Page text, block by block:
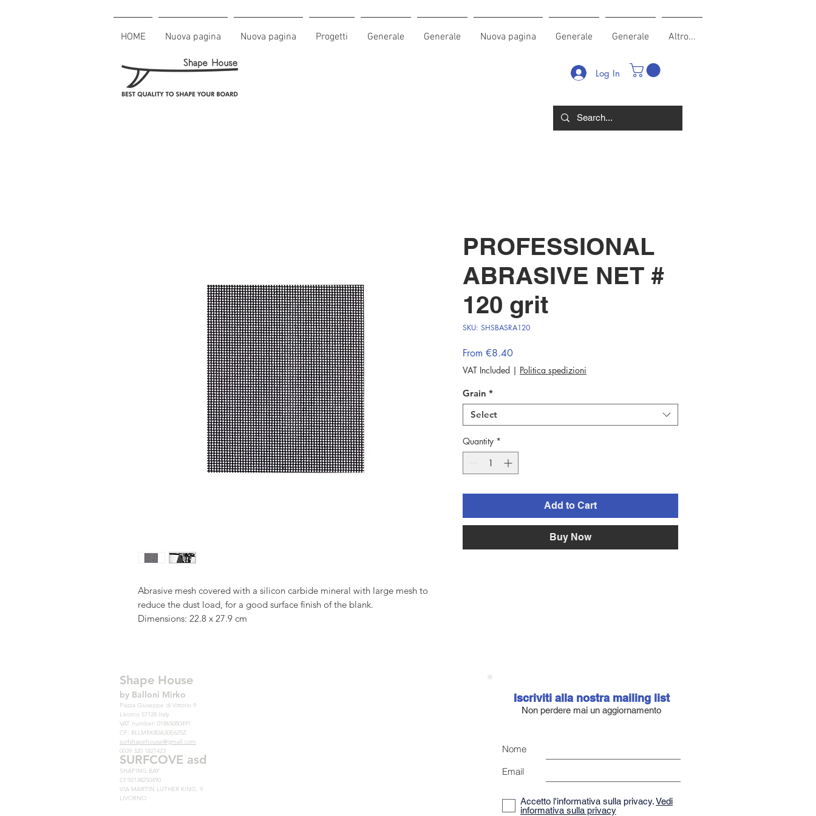
HOME Nuova pagina Nuova pagina Progetti Generale Generale Nuova pagina Generale Generale Altro...
Log In
Abrasive mesh covered with a silicon carbide mineral with large mesh to
reduce the dust load, for a good surface finish of the blank.
Dimensions: 22.8 x 27.9 cm
PROFESSIONAL
ABRASIVE NET #
120 grit
SKU: SHSBASRA120
From €8.40Sale
Price
VAT Included | Politica spedizioni
Grain *
Select
Quantity *
Add to Cart
Buy Now
Shape House
by Balloni Mirko
Piazza Giuseppe di Vittorio 9
Livorno 57128 Italy
VAT number: 01865080491
CF: BLLMRK80A30E625Z
surfshapehouse@gmail.com
0039 320 1821423
SURFCOVE asd
SHAPING BAY
Cf 92138250490
VIA MARTIN LUTHER KING, 9
LIVORNO
Iscriviti alla nostra mailing list
Non perdere mai un aggiornamento
Nome
Email
Accetto l'informativa sulla privacy.Vedi
informativa sulla privacy